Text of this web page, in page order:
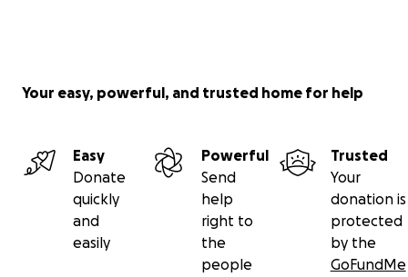
Your easy, powerful, and trusted home for help
Easy
Donate
quickly
and
easily
Powerful
Send
help
right to
the
people
Trusted
Your
donation is
protected
by the
GoFundMe